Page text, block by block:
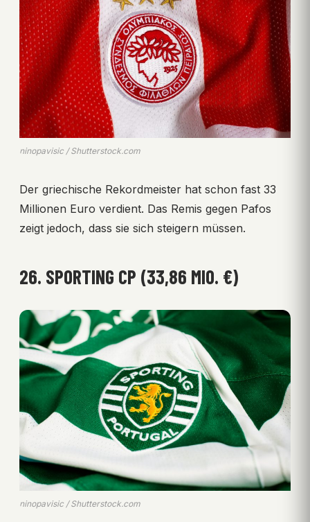
ninopavisic / Shutterstock.com
Der griechische Rekordmeister hat schon fast 33
Millionen Euro verdient. Das Remis gegen Pafos
zeigt jedoch, dass sie sich steigern müssen.
26. SPORTING CP (33,86 MIO. €)
ninopavisic / Shutterstock.com